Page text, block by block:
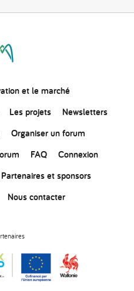
et le marché
Les projets
Newsletters
Organiser un forum
FAQ
Connexion
Partenaires et sponsors
Nous contacter